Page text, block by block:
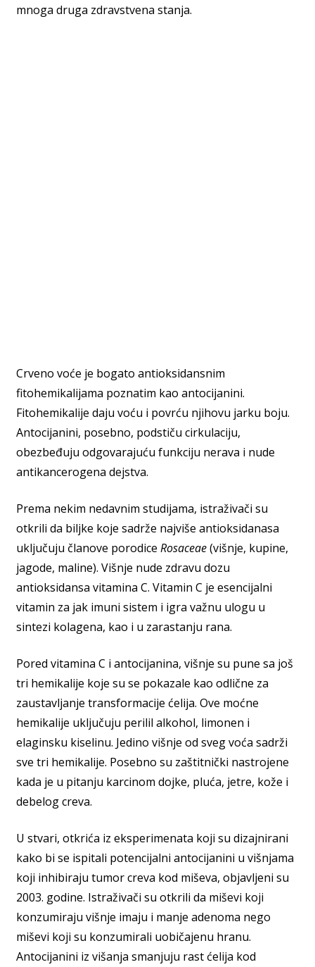
mnoga druga zdravstvena stanja.
Crveno voće je bogato antioksidansnim
fitohemikalijama poznatim kao antocijanini.
Fitohemikalije daju voću i povrću njihovu jarku boju.
Antocijanini, posebno, podstiču cirkulaciju,
obezbeđuju odgovarajuću funkciju nerava i nude
antikancerogena dejstva.
Prema nekim nedavnim studijama, istraživači su
otkrili da biljke koje sadrže najviše antioksidanasa
uključuju članove porodice Rosaceae(višnje, kupine,
jagode, maline). Višnje nude zdravu dozu
antioksidansa vitamina C. Vitamin C je esencijalni
vitamin za jak imuni sistem i igra važnu ulogu u
sintezi kolagena, kao i u zarastanju rana.
Pored vitamina C i antocijanina, višnje su pune sa još
tri hemikalije koje su se pokazale kao odlične za
zaustavljanje transformacije ćelija. Ove moćne
hemikalije uključuju perilil alkohol, limonen i
elaginsku kiselinu. Jedino višnje od sveg voća sadrži
sve tri hemikalije. Posebno su zaštitnički nastrojene
kada je u pitanju karcinom dojke, pluća, jetre, kože i
debelog creva.
U stvari, otkrića iz eksperimenata koji su dizajnirani
kako bi se ispitali potencijalni antocijanini u višnjama
koji inhibiraju tumor creva kod miševa, objavljeni su
2003. godine. Istraživači su otkrili da miševi koji
konzumiraju višnje imaju i manje adenoma nego
miševi koji su konzumirali uobičajenu hranu.
Antocijanini iz višanja smanjuju rast ćelija kod